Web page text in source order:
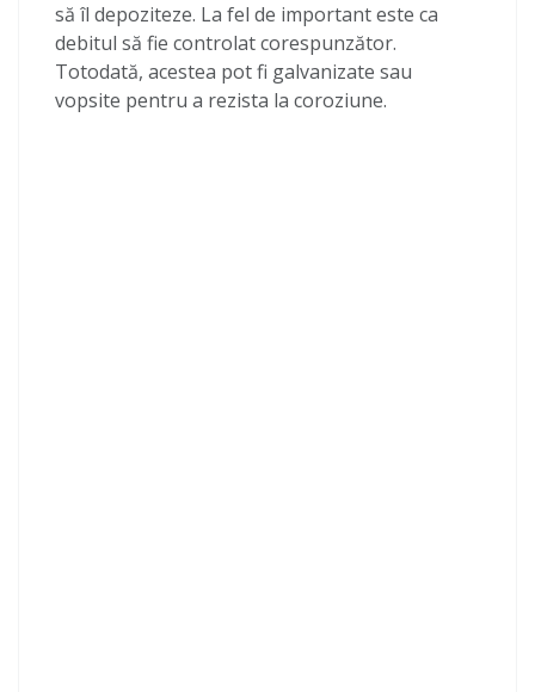
să îl depoziteze. La fel de important este ca
debitul să fie controlat corespunzător.
Totodată, acestea pot fi galvanizate sau
vopsite pentru a rezista la coroziune.